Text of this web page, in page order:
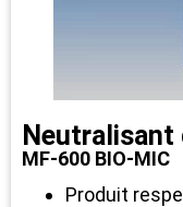
Neutralisant
MF-600 BIO-MIC
Produit